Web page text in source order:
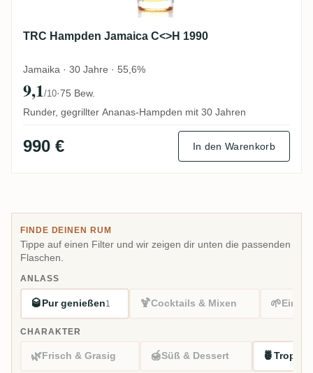
TRC Hampden Jamaica C<>H 1990
Jamaika · 30 Jahre · 55,6%
9,1/10·75 Bew.
Runder, gegrillter Ananas-Hampden mit 30 Jahren
990 € In den Warenkorb
FINDE DEINEN RUM
Tippe auf einen Filter und wir zeigen dir unten die passenden
Flaschen.
ANLASS
🥃 Pur genießen1 🍹Cocktails & Mixen 🌱
CHARAKTER
🌿 Frisch & Grasig 🍯Süß & Dessert 🍍